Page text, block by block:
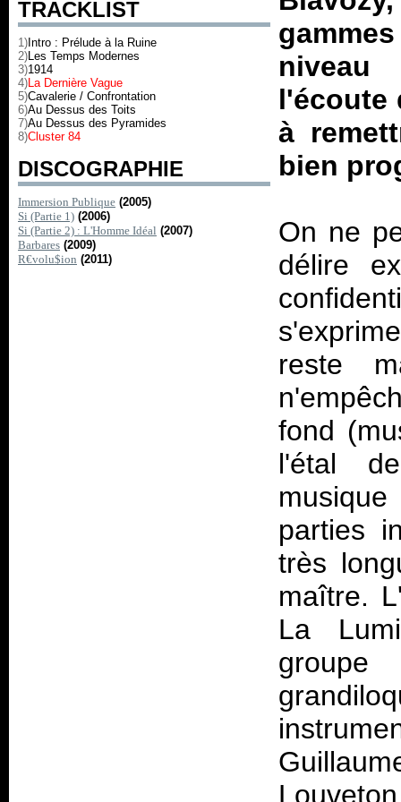
TRACKLIST
1) Intro : Prélude à la Ruine
2)Les Temps Modernes
3)1914
4)La Dernière Vague
5)Cavalerie / Confrontation
6)Au Dessus des Toits
7)Au Dessus des Pyramides
8)Cluster 84
DISCOGRAPHIE
Immersion Publique (2005)
Si (Partie 1) (2006)
Si (Partie 2) : L'Homme Idéal (2007)
Barbares (2009)
R€volu$ion (2011)
niveau
l'écoute
à
bien
On ne
délire
reste
fond
l'étal
parties
très
maître.
La